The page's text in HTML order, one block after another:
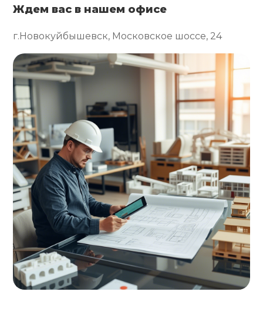
Ждем вас в нашем офисе
г.Новокуйбышевск, Московское шоссе, 24